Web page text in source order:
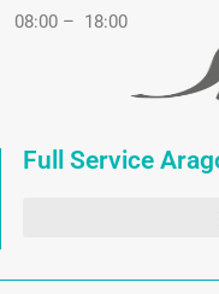
08:00 – 18:00
Full Service